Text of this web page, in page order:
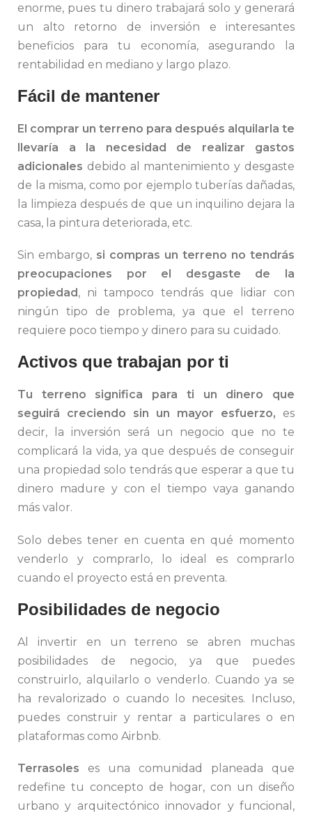
enorme, pues tu dinero trabajará solo y generará
un alto retorno de inversión e interesantes
beneficios para tu economía, asegurando la
rentabilidad en mediano y largo plazo.
Fácil de mantener
El comprar un terreno para después alquilarla te
llevaría a la necesidad de realizar gastos
adicionales debido al mantenimiento y desgaste
de la misma, como por ejemplo tuberías dañadas,
la limpieza después de que un inquilino dejara la
casa, la pintura deteriorada, etc.
Sin embargo, si compras un terreno no tendrás
preocupaciones por el desgaste de la
propiedad , ni tampoco tendrás que lidiar con
ningún tipo de problema, ya que el terreno
requiere poco tiempo y dinero para su cuidado.
Activos que trabajan por ti
Tu terreno significa para ti un dinero que
seguirá creciendo sin un mayor esfuerzo, es
decir, la inversión será un negocio que no te
complicará la vida, ya que después de conseguir
una propiedad solo tendrás que esperar a que tu
dinero madure y con el tiempo vaya ganando
más valor.
Solo debes tener en cuenta en qué momento
venderlo y comprarlo, lo ideal es comprarlo
cuando el proyecto está en preventa.
Posibilidades de negocio
Al invertir en un terreno se abren muchas
posibilidades de negocio, ya que puedes
construirlo, alquilarlo o venderlo. Cuando ya se
ha revalorizado o cuando lo necesites. Incluso,
puedes construir y rentar a particulares o en
plataformas como Airbnb.
Terrasoles es una comunidad planeada que
redefine tu concepto de hogar, con un diseño
urbano y arquitectónico innovador y funcional,